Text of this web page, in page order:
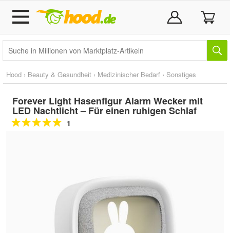
Hood › Beauty & Gesundheit › Medizinischer Bedarf › Sonstiges
Forever Light Hasenfigur Alarm Wecker mit
LED Nachtlicht – Für einen ruhigen Schlaf
1